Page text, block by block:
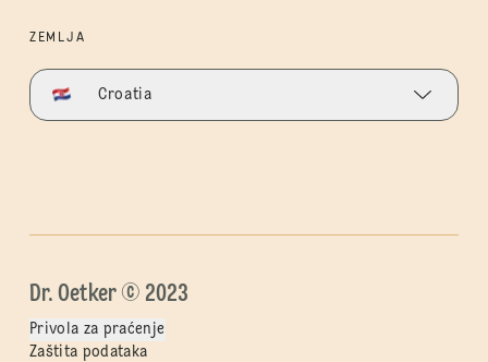
ZEMLJA
Croatia
Dr. Oetker © 2023
Privola za praćenje
Zaštita podataka